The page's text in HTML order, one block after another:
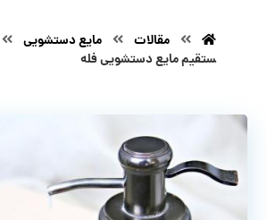
مقالات مایع دستشویی
ستقیم مایع دستشویی فله